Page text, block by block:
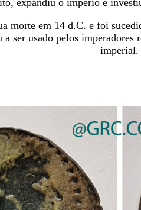
expandiu o império e
morte em 14 d.C. e foi
ser usado pelos
imperial.